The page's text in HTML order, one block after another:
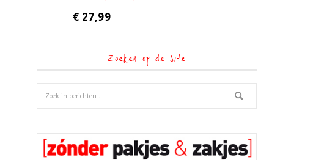
€ 27,99
Zoeken op de site